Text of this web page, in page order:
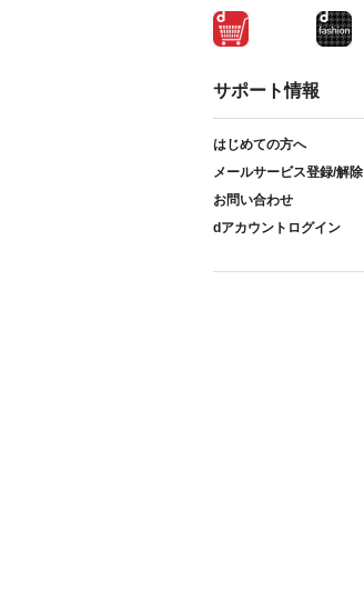
サポート情報
はじめての方へ
メールサービス登録/解除
お問い合わせ
dアカウントログイン